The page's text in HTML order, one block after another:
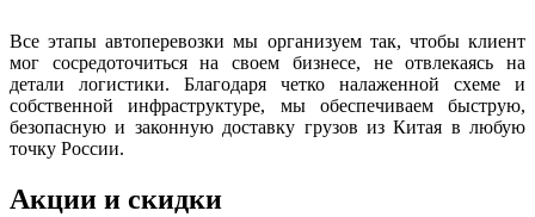
Все этапы автоперевозки мы организуем так, чтобы клиент
мог сосредоточиться на своем бизнесе, не отвлекаясь на
детали логистики. Благодаря четко налаженной схеме и
собственной инфраструктуре, мы обеспечиваем быструю,
безопасную и законную доставку грузов из Китая в любую
точку России.
Акции и скидки